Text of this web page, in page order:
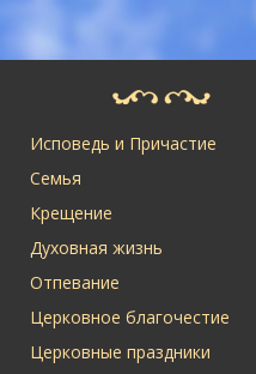
Исповедь и Причастие
Семья
Крещение
Духовная жизнь
Отпевание
Церковное благочестие
Церковные праздники